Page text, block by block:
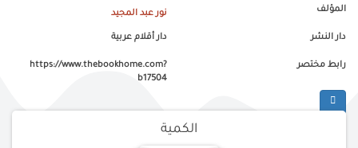
المؤلف نور عبد المجيد
دار النشر دار أقلام عربية
رابط مختصر
https://www.thebookhome.com?
b17504
الكمية